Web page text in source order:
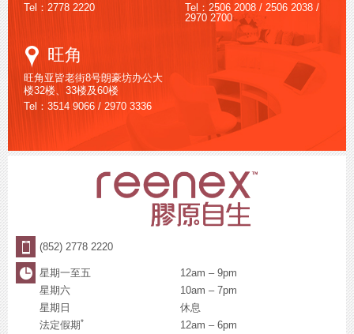
Tel：2778 2220
Tel：2506 2008 / 2506 2038 /
2970 2700
Google
Maps
旺角
旺角亚皆老街8号朗豪坊办公大
楼32楼、33楼及60楼
Tel：3514 9066 / 2970 3336
(852) 2778 2220
星期一至五
12am – 9pm
星期六
10am – 7pm
星期日
休息
法定假期* 12am – 6pm